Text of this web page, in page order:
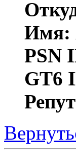
Имя:
PSN
GT6